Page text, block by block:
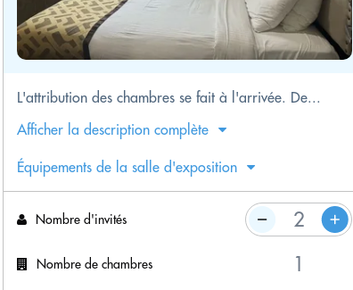
L'attribution des chambres se fait à l'arrivée. De...
Afficher la description complète
Équipements de la salle d'exposition
Nombre d'invités
Nombre de chambres